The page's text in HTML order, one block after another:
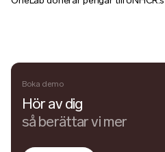
Boka demo
Hör av dig
så berättar vi mer